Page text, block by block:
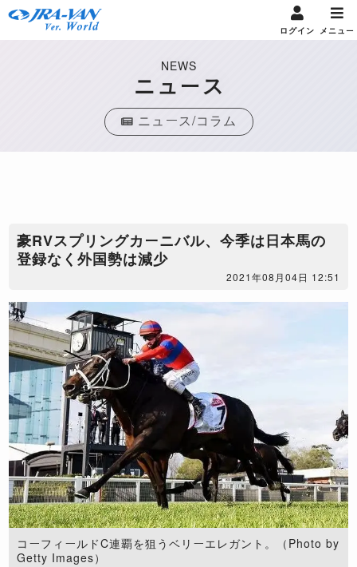
ログイン メニュー
NEWS
ニュース
ニュース/コラム
豪RVスプリングカーニバル、今季は日本馬の
登録なく外国勢は減少
2021年08月04日 12:51
コーフィールドC連覇を狙うベリーエレガント。（Photo by
Getty Images）